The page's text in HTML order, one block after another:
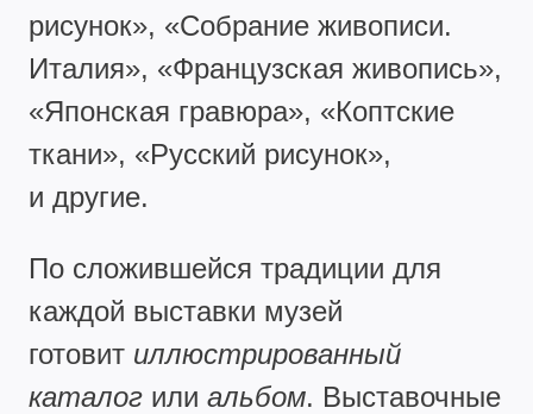
рисунок», «Собрание живописи.
Италия», «Французская живопись»,
«Японская гравюра», «Коптские
ткани», «Русский рисунок»,
и другие.
По сложившейся традиции для
каждой выставки музей
готовит иллюстрированный
каталог или альбом. Выставочные